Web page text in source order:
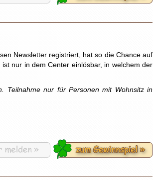
Newsletter registriert, hat so die Chance auf
ist nur in dem Center einlösbar, in welchem der
Teilnahme nur für Personen mit Wohnsitz in